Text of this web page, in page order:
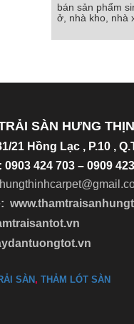
bán sản phẩm
ở, nhà kho,
bán sản phẩm
ở, nhà kho, nhà
SÀN HƯNG
21 Hồng Lạc , P.10 ,
0903 424 703 – 0909
SÀN, THẢM LÓT SÀN